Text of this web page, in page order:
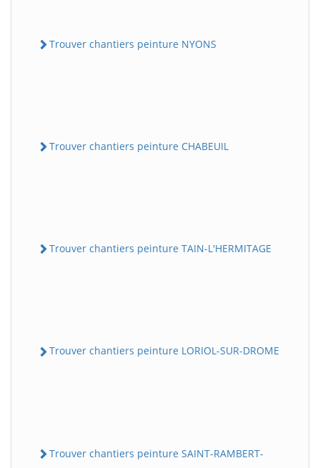
Trouver chantiers peinture NYONS
Trouver chantiers peinture CHABEUIL
Trouver chantiers peinture TAIN-L'HERMITAGE
Trouver chantiers peinture LORIOL-SUR-DROME
Trouver chantiers peinture SAINT-RAMBERT-